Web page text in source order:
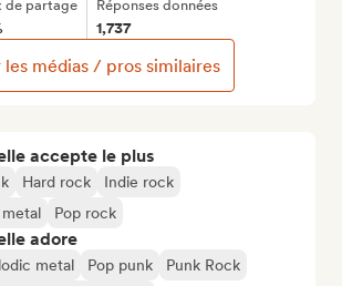
accepte le plus
Hard rock
Indie rock
Pop rock
adore
metal Pop punk
Punk Rock
de partage Réponses données
1,737
les médias / pros similaires